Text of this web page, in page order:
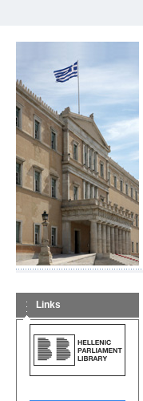
Links